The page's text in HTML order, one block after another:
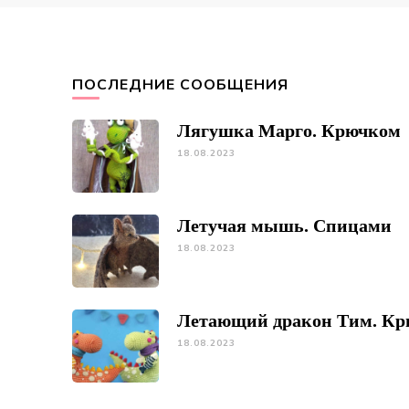
ПОСЛЕДНИЕ СООБЩЕНИЯ
Лягушка Марго. Крючком
18.08.2023
Летучая мышь. Спицами
18.08.2023
Летающий дракон Тим.
18.08.2023